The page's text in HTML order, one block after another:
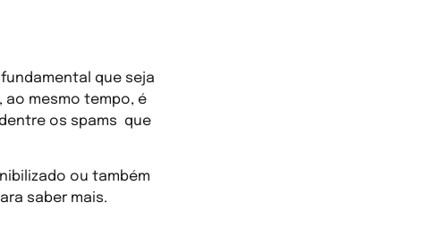
que seja
ao mesmo tempo, é
os spams que
ou também
saber mais.